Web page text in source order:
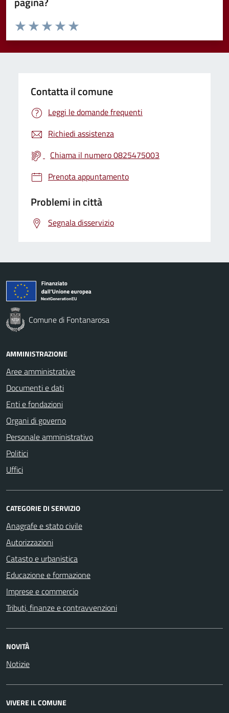
Valuta da 1 a 5 stelle la pagina
Valuta 5 stelle su 5
Valuta 4 stelle su 5
Valuta 3 stelle su 5
Valuta 2 stelle su 5
Valuta 1 stelle su 5
Contatta il comune
Leggi le domande frequenti
Richiedi assistenza
Chiama il numero 0825475003
Prenota appuntamento
Problemi in città
Segnala disservizio
Comune di Fontanarosa
AMMINISTRAZIONE
Aree amministrative
Documenti e dati
Enti e fondazioni
Organi di governo
Personale amministrativo
Politici
Uffici
CATEGORIE DI SERVIZIO
Anagrafe e stato civile
Autorizzazioni
Catasto e urbanistica
Educazione e formazione
Imprese e commercio
Tributi, finanze e contravvenzioni
NOVITÀ
Notizie
VIVERE IL COMUNE